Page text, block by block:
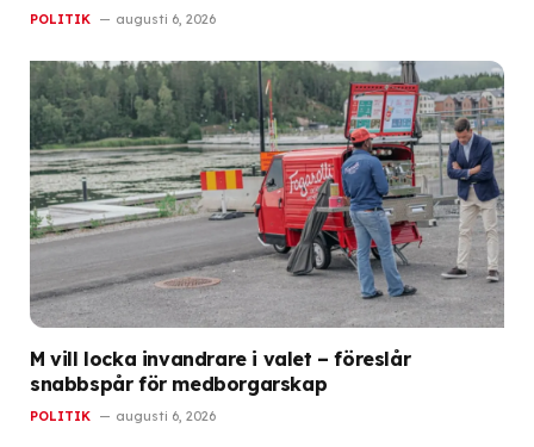
POLITIK augusti 6, 2026
M vill locka invandrare i valet – föreslår
snabbspår för medborgarskap
POLITIK augusti 6, 2026